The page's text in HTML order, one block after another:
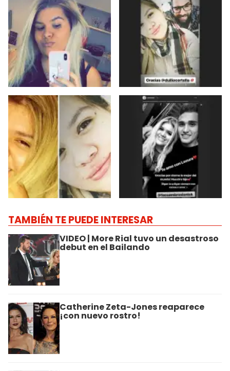
TAMBIÉN TE PUEDE INTERESAR
VIDEO | More Rial tuvo un desastroso
debut en el Bailando
Catherine Zeta-Jones reaparece
¡con nuevo rostro!